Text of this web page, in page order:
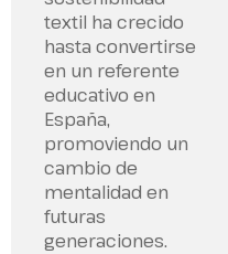
textil ha crecido
hasta convertirse
en un referente
educativo en
España,
promoviendo un
cambio de
mentalidad en
futuras
generaciones.